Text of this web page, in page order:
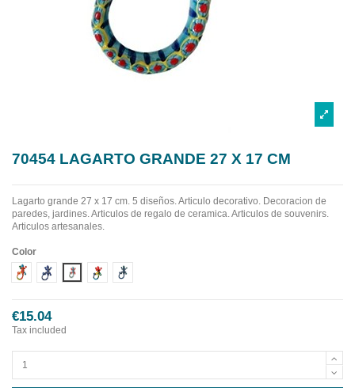
70454 LAGARTO GRANDE 27 X 17 CM
Lagarto grande 27 x 17 cm. 5 diseños. Articulo decorativo. Decoracion de
paredes, jardines. Articulos de regalo de ceramica. Articulos de souvenirs.
Articulos artesanales.
Color
Diseño 1Diseño 2Diseño 3Diseño 4Diseño 5
€15.04
Tax included